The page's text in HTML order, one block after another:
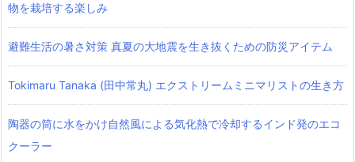
物を栽培する楽しみ
避難生活の暑さ対策 真夏の大地震を生き抜くための防災アイテム
Tokimaru Tanaka (田中常丸) エクストリームミニマリストの生き方
陶器の筒に水をかけ自然風による気化熱で冷却するインド発のエコ
クーラー